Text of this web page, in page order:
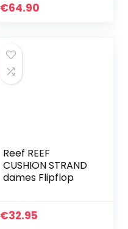
€64.90
Reef REEF
CUSHION STRAND
dames Flipflop
€32.95